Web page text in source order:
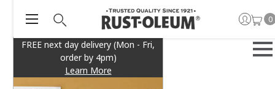
FREE next day delivery (Mon - Fri,
order by 4pm)
Learn More
0